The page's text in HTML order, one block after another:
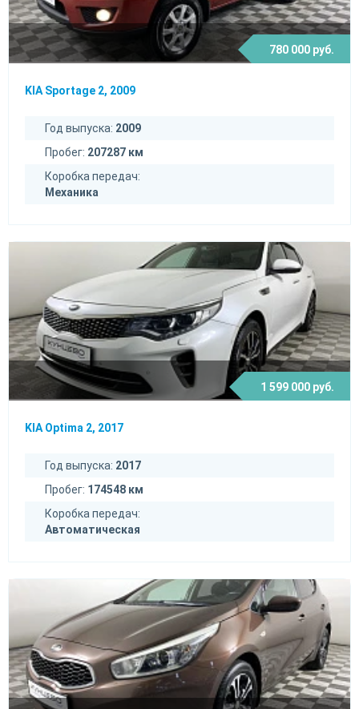
780 000 руб.
KIA Sportage 2, 2009
Год выпуска: 2009
Пробег: 207287 км
Коробка передач:
Механика
1 599 000 руб.
KIA Optima 2, 2017
Год выпуска: 2017
Пробег: 174548 км
Коробка передач:
Автоматическая